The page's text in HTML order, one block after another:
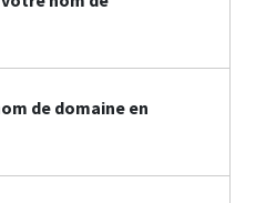
de domaine en